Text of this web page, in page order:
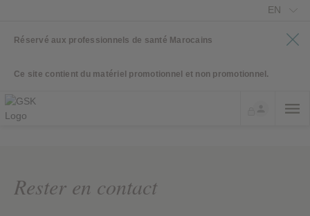
EN
Réservé aux professionnels de santé Marocains
Ce site contient du matériel promotionnel et non promotionnel.
Rester en contact